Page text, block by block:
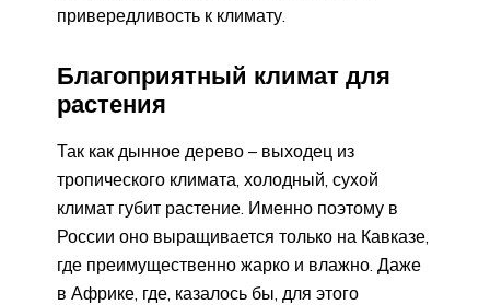
привередливость к климату.
Благоприятный климат для
растения
Так как дынное дерево – выходец из
тропического климата, холодный, сухой
климат губит растение. Именно поэтому в
России оно выращивается только на Кавказе,
где преимущественно жарко и влажно. Даже
в Африке, где, казалось бы, для этого